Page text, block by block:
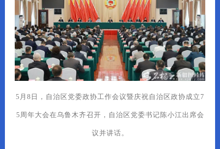
5月8日，自治区党委政协工作会议暨庆祝自治区政协成立7
5周年大会在乌鲁木齐召开，自治区党委书记陈小江出席会
议并讲话。